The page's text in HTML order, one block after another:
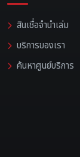
สินเชื่อจำนำเล่ม
บริการของเรา
ค้นหาศูนย์บริการ